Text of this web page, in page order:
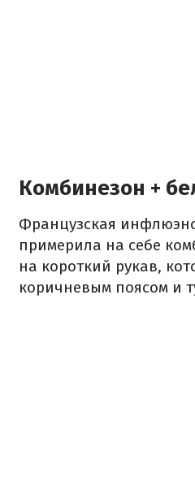
Комбинезон +
Французская
примерила на себе
на короткий рукав,
коричневым поясом и